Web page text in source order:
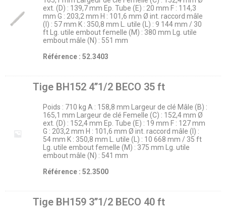
ext. (D) : 139,7 mm Ep. Tube (E) : 20 mm F : 114,3
mm G : 203,2 mm H : 101,6 mm Ø int. raccord mâle
(I) : 57 mm K : 350,8 mm L. utile (L) : 9 144 mm / 30
ft Lg. utile embout femelle (M) : 380 mm Lg. utile
embout mâle (N) : 551 mm
Référence : 52.3403
Tige BH152 4’’1/2 BECO 35 ft
Poids : 710 kg A : 158,8 mm Largeur de clé Mâle (B) :
165,1 mm Largeur de clé Femelle (C) : 152,4 mm Ø
ext. (D) : 152,4 mm Ep. Tube (E) : 19 mm F : 127 mm
G : 203,2 mm H : 101,6 mm Ø int. raccord mâle (I) :
54 mm K : 350,8 mm L. utile (L) : 10 668 mm / 35 ft
Lg. utile embout femelle (M) : 375 mm Lg. utile
embout mâle (N) : 541 mm
Référence : 52.3500
Tige BH159 3’’1/2 BECO 40 ft